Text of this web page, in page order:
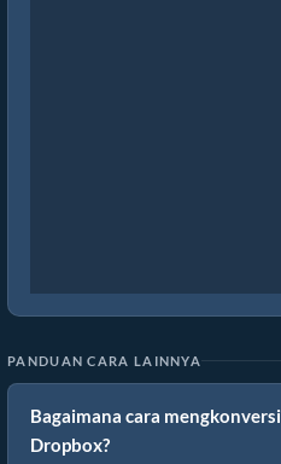
PANDUAN CARA LAINNYA
Bagaimana cara
Dropbox?